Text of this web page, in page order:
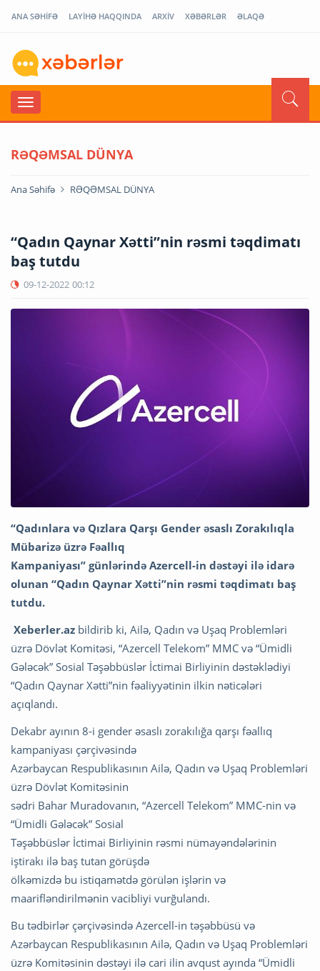
ANA SƏHİFƏ LAYİHƏ HAQQINDA ARXİV XƏBƏRLƏR ƏLAQƏ
RƏQƏMSAL DÜNYA
Ana Səhifə RƏQƏMSAL DÜNYA
“Qadın Qaynar Xətti”nin rəsmi təqdimatı
baş tutdu
09-12-2022 00:12
“Qadınlara və Qızlara Qarşı Gender əsaslı Zorakılıqla
Mübarizə üzrə Fəallıq
Kampaniyası” günlərində Azercell-in dəstəyi ilə idarə
olunan “Qadın Qaynar Xətti”nin rəsmi təqdimatı baş
tutdu.
Xeberler.az bildirib ki, Ailə, Qadın və Uşaq Problemləri
üzrə Dövlət Komitəsi, “Azercell Telekom” MMC və “Ümidli
Gələcək” Sosial Təşəbbüslər İctimai Birliyinin dəstəklədiyi
“Qadın Qaynar Xətti”nin fəaliyyətinin ilkin nəticələri
açıqlandı.
Dekabr ayının 8-i gender əsaslı zorakılığa qarşı fəallıq
kampaniyası çərçivəsində
Azərbaycan Respublikasının Ailə, Qadın və Uşaq Problemləri
üzrə Dövlət Komitəsinin
sədri Bahar Muradovanın, “Azercell Telekom” MMC-nin və
“Ümidli Gələcək” Sosial
Təşəbbüslər İctimai Birliyinin rəsmi nümayəndələrinin
iştirakı ilə baş tutan görüşdə
ölkəmizdə bu istiqamətdə görülən işlərin və
maarifləndirilmənin vacibliyi vurğulandı.
Bu tədbirlər çərçivəsində Azercell-in təşəbbüsü və
Azərbaycan Respublikasının Ailə, Qadın və Uşaq Problemləri
üzrə Komitəsinin dəstəyi ilə cari ilin avqust ayında “Ümidli